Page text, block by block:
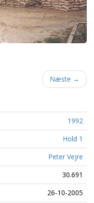
Næste →
1992
Hold 1
Peter Vejre
30.691
26-10-2005